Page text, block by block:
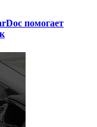
помогает